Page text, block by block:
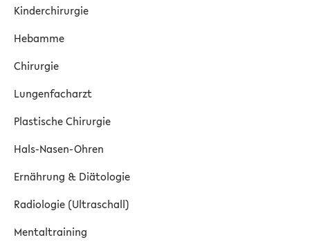
Kinderchirurgie
Hebamme
Chirurgie
Lungenfacharzt
Plastische Chirurgie
Hals-Nasen-Ohren
Ernährung & Diätologie
Radiologie (Ultraschall)
Mentaltraining